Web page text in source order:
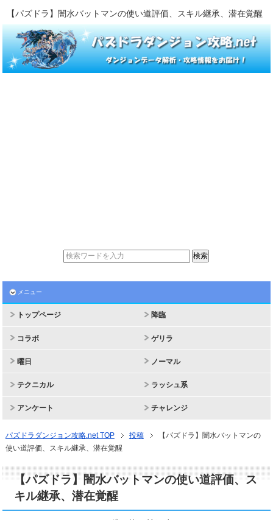
【パズドラ】闇水バットマンの使い道評価、スキル継承、潜在覚醒
メニュー
トップページ 降臨
コラボ ゲリラ
曜日 ノーマル
テクニカル ラッシュ系
アンケート チャレンジ
パズドラダンジョン攻略.net TOP 投稿
【パズドラ】闇水バットマンの
使い道評価、スキル継承、潜在覚醒
【パズドラ】闇水バットマンの使い道評価、ス
キル継承、潜在覚醒